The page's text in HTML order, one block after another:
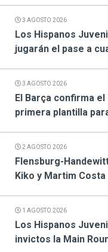
3 AGOSTO 2026
Los Hispanos
jugarán el pase a
3 AGOSTO 2026
El Barça confirma
primera plantilla
2 AGOSTO 2026
Flensburg-
Kiko y Martim Costa
1 AGOSTO 2026
Los Hispanos
invictos la Main